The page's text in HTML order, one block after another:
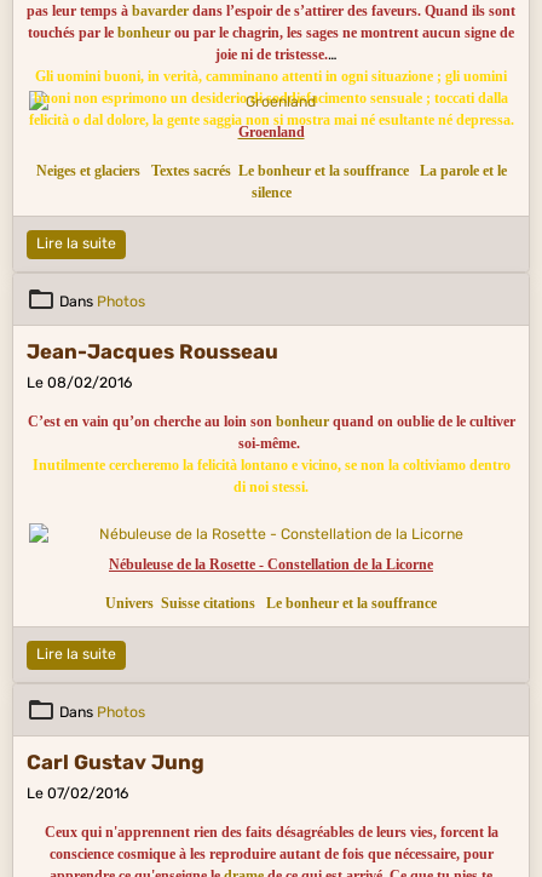
pas leur temps à bavarder dans l’espoir de s’attirer des faveurs. Quand ils sont
touchés par le bonheur ou par le chagrin, les sages ne montrent aucun signe de
joie ni de tristesse.
Gli uomini buoni, in verità, camminano attenti in ogni situazione ; gli uomini
buoni non esprimono un desiderio di soddisfacimento sensuale ; toccati dalla
felicità o dal dolore, la gente saggia non si mostra mai né esultante né depressa.
Groenland
Neiges et glaciers Textes sacrés Le bonheur et la souffrance
La parole et le
silence
Lire la suite
Dans Photos
Jean-Jacques Rousseau
Le 08/02/2016
C’est en vain qu’on cherche au loin son bonheurquand on oublie de le cultiver
soi-même.
Inutilmente cercheremo la felicità lontano e vicino, se non la coltiviamo dentro
di noi stessi.
Nébuleuse de la Rosette - Constellation de la Licorne
Univers Suisse citations Le bonheur et la souffrance
Lire la suite
Dans Photos
Carl Gustav Jung
Le 07/02/2016
Ceux qui n'apprennent rien des faits désagréables de leurs vies, forcent la
conscience cosmique à les reproduire autant de fois que nécessaire, pour